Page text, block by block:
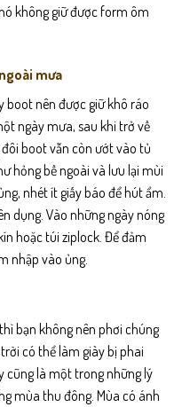
không giữ được form ôm
mưa
boot nên được giữ khô ráo
ngày mưa, sau khi trở về
boot vẫn còn ướt vào tủ
hỏng bề ngoài và lưu lại mùi
nhét ít giấy báo để hút ẩm.
dụng. Vào những ngày nóng
hoặc túi ziplock. Để đảm
nhập vào ủng.
bạn không nên phơi chúng
có thể làm giày bị phai
cũng là một trong những lý
mùa thu đông. Mùa có ánh